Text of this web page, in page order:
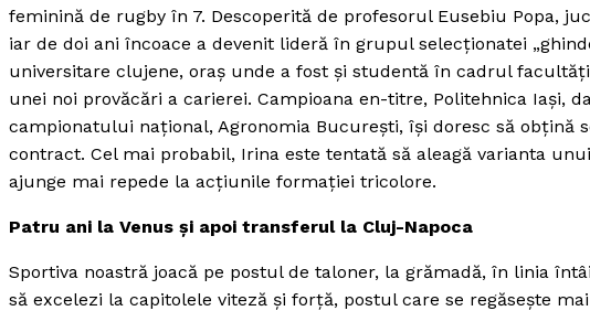
feminină de rugby în 7. Descoperită de profesorul Eusebiu Popa,
iar de doi ani încoace a devenit lideră în grupul selecţionatei
universitare clujene, oraş unde a fost şi studentă în cadrul
unei noi provăcări a carierei. Campioana en-titre, Politehnica
campionatului naţional, Agronomia Bucureşti, îşi doresc să
contract. Cel mai probabil, Irina este tentată să aleagă varianta
ajunge mai repede la acţiunile formaţiei tricolore.
Patru ani la Venus şi apoi transferul la Cluj-Napoca
Sportiva noastră joacă pe postul de taloner, la grămadă, în linia
să excelezi la capitolele viteză şi forţă, postul care se regăseşte